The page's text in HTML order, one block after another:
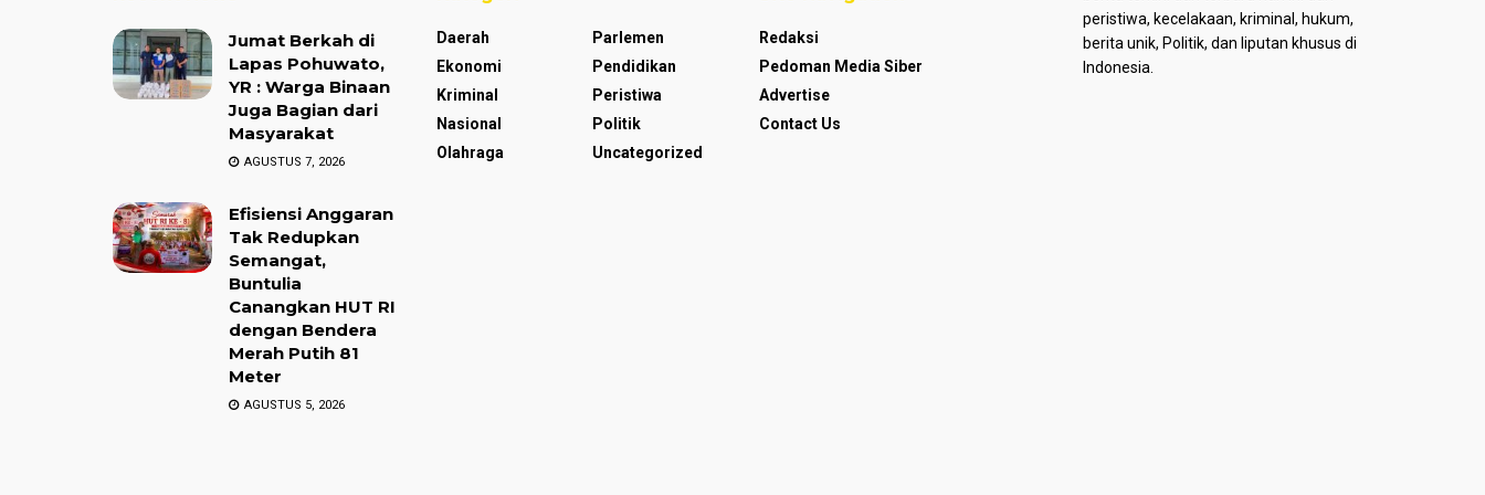
Jumat Berkah di
Lapas Pohuwato,
YR : Warga Binaan
Juga Bagian dari
Masyarakat
AGUSTUS 7, 2026
Efisiensi Anggaran
Tak Redupkan
Semangat,
Buntulia
Canangkan HUT RI
dengan Bendera
Merah Putih 81
Meter
AGUSTUS 5, 2026
Daerah
Ekonomi
Kriminal
Nasional
Olahraga
Parlemen
Pendidikan
Peristiwa
Politik
Uncategorized
Redaksi
Pedoman Media Siber
Advertise
Contact Us
peristiwa, kecelakaan, kriminal, hukum,
berita unik, Politik, dan liputan khusus di
Indonesia.